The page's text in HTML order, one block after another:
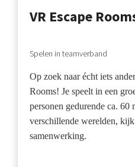
VR Escape
Spelen in teamverband
Op zoek naar écht iets
Rooms! Je speelt in een
personen gedurende ca.
verschillende werelden,
samenwerking.